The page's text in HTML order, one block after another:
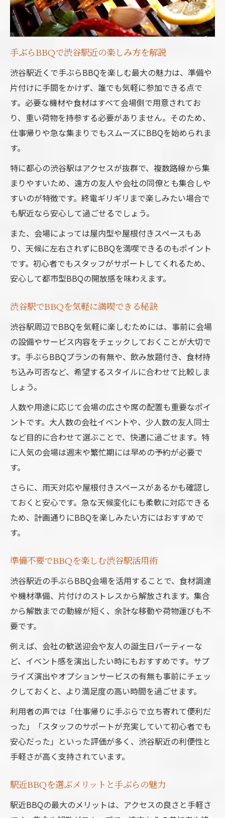
渋谷駅BBQは天候に左右されず楽しめる
開放感あるBBQ体験と屋内利用の魅力
準備不要のBBQスポット選びに役立つ情報
渋谷駅BBQは準備要らずで手軽に予約可
駅近BBQスポットの選び方とポイント
手ぶらBBQが叶う設備充実の選び方
渋谷駅周辺BBQで失敗しない予約術
快適空間で集う渋谷駅BBQの魅力徹底解説
渋谷BBQの快適空間で集まりやすい理由
開放感と利便性が両立するBBQの魅力
渋谷駅近BBQで満足度が高い空間選び
集まりやすく快適なBBQ場の見極め方
BBQで重視したい快適な空間条件とは
友人や会社集まりに最適な渋谷駅近BBQ案内
友人同士で楽しむ渋谷駅BBQの活用ポイン
会社の集まりにおすすめBBQ空間の選び方
渋谷駅近BBQで貸切対応の活用メリット
集まりやすさ重視のBBQ会場比較方法
少人数から大人数まで対応可能なBBQ案内
手ぶらBBQで渋谷駅近の楽しみ方を解説
渋谷駅近くで手ぶらBBQを楽しむ最大の魅力は、準備や
片付けに手間をかけず、誰でも気軽に参加できる点で
す。必要な機材や食材はすべて会場側で用意されてお
り、重い荷物を持参する必要がありません。そのため、
仕事帰りや急な集まりでもスムーズにBBQを始められま
す。
特に都心の渋谷駅はアクセスが抜群で、複数路線から集
まりやすいため、遠方の友人や会社の同僚とも集合しや
すいのが特徴です。終電ギリギリまで楽しみたい場合で
も駅近なら安心して過ごせるでしょう。
また、会場によっては屋内型や屋根付きスペースもあ
り、天候に左右されずにBBQを満喫できるのもポイント
です。初心者でもスタッフがサポートしてくれるため、
安心して都市型BBQの開放感を味わえます。
渋谷駅でBBQを気軽に満喫できる秘訣
渋谷駅周辺でBBQを気軽に楽しむためには、事前に会場
の設備やサービス内容をチェックしておくことが大切で
す。手ぶらBBQプランの有無や、飲み放題付き、食材持
ち込み可否など、希望するスタイルに合わせて比較しま
しょう。
人数や用途に応じて会場の広さや席の配置も重要なポイ
ントです。大人数の会社イベントや、少人数の友人同士
など目的に合わせて選ぶことで、快適に過ごせます。特
に人気の会場は週末や繁忙期には早めの予約が必要で
す。
さらに、雨天対応や屋根付きスペースがあるかも確認し
ておくと安心です。急な天候変化にも柔軟に対応できる
ため、計画通りにBBQを楽しみたい方にはおすすめで
す。
準備不要でBBQを楽しむ渋谷駅活用術
渋谷駅近の手ぶらBBQ会場を活用することで、食材調達
や機材準備、片付けのストレスから解放されます。集合
から解散までの動線が短く、余計な移動や荷物運びも不
要です。
例えば、会社の歓送迎会や友人の誕生日パーティーな
ど、イベント感を演出したい時にもおすすめです。サプ
ライズ演出やオプションサービスの有無も事前にチェッ
クしておくと、より満足度の高い時間を過ごせます。
利用者の声では「仕事帰りに手ぶらで立ち寄れて便利だ
った」「スタッフのサポートが充実していて初心者でも
安心だった」といった評価が多く、渋谷駅近の利便性と
手軽さが高く支持されています。
駅近BBQを選ぶメリットと手ぶらの魅力
駅近BBQの最大のメリットは、アクセスの良さと手軽さ